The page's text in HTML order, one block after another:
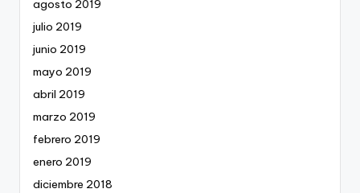
agosto 2019
julio 2019
junio 2019
mayo 2019
abril 2019
marzo 2019
febrero 2019
enero 2019
diciembre 2018